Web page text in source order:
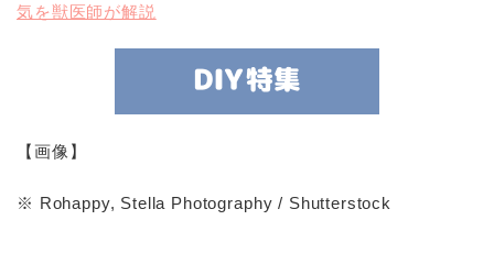
気を獣医師が解説
【画像】
※ Rohappy, Stella Photography / Shutterstock